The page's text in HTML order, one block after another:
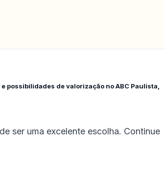
possibilidades de valorização no ABC Paulista,
ser uma excelente escolha. Continue